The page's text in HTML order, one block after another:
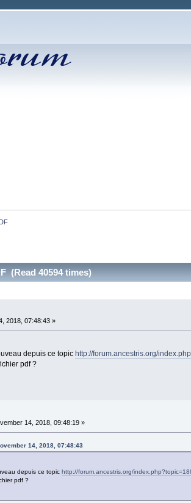
(Read 40594 times)
2018, 07:48:43 »
depuis ce topic http://forum.ancestris.org/
pdf ?
14, 2018, 09:48:19 »
14, 2018, 07:48:43
depuis ce topic http://forum.ancestris.org/
pdf ?